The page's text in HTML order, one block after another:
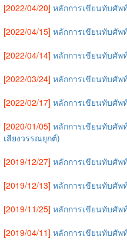
[2022/04/20] หลักการเขียนทับศัพ
[2022/04/15] หลักการเขียนทับศัพ
[2022/04/14] หลักการเขียนทับศัพ
[2022/03/24] หลักการเขียนทับศัพ
[2022/02/17] หลักการเขียนทับศัพ
[2020/01/05] หลักการเขียนทับศัพ
เสียงวรรณยุกต์)
[2019/12/27] หลักการเขียนทับศัพ
[2019/12/13] หลักการเขียนทับศัพ
[2019/11/25] หลักการเขียนทับศั
[2019/04/11] หลักการเขียนทับศัพ